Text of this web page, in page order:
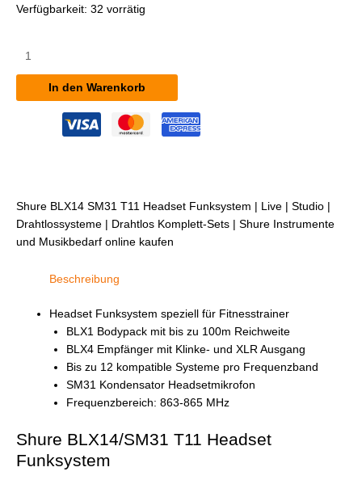
Verfügbarkeit: 32 vorrätig
BLX14/SM31
Headset
Funksystem
In den Warenkorb
Shure BLX14 SM31 T11 Headset Funksystem | Live | Studio |
Drahtlossysteme | Drahtlos Komplett-Sets | Shure Instrumente
und Musikbedarf online kaufen
Beschreibung
Headset Funksystem speziell für Fitnesstrainer
BLX1 Bodypack mit bis zu 100m Reichweite
BLX4 Empfänger mit Klinke- und XLR Ausgang
Bis zu 12 kompatible Systeme pro Frequenzband
SM31 Kondensator Headsetmikrofon
Frequenzbereich: 863-865 MHz
Shure BLX14/SM31 T11 Headset
Funksystem